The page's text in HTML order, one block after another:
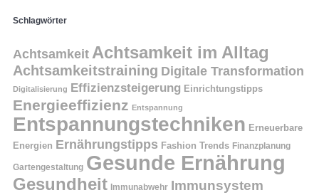
Schlagwörter
Achtsamkeit Achtsamkeit im Alltag
Achtsamkeitstraining Digitale Transformation
Digitalisierung Effizienzsteigerung Einrichtungstipps
Energieeffizienz Entspannung
Entspannungstechniken Erneuerbare
Energien Ernährungstipps Fashion Trends Finanzplanung
Gartengestaltung Gesunde Ernährung
Gesundheit Immunabwehr Immunsystem